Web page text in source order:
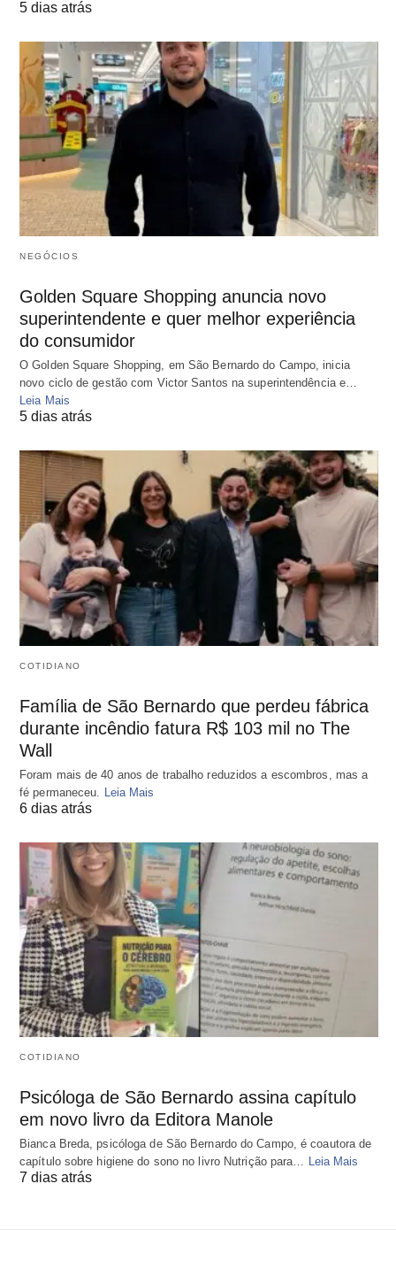
5 dias atrás
NEGÓCIOS
Golden Square Shopping anuncia novo
superintendente e quer melhor experiência
do consumidor
O Golden Square Shopping, em São Bernardo do Campo, inicia
novo ciclo de gestão com Victor Santos na superintendência e…
Leia Mais
5 dias atrás
COTIDIANO
Família de São Bernardo que perdeu fábrica
durante incêndio fatura R$ 103 mil no The
Wall
Foram mais de 40 anos de trabalho reduzidos a escombros, mas a
fé permaneceu. Leia Mais
6 dias atrás
COTIDIANO
Psicóloga de São Bernardo assina capítulo
em novo livro da Editora Manole
Bianca Breda, psicóloga de São Bernardo do Campo, é coautora de
capítulo sobre higiene do sono no livro Nutrição para… Leia Mais
7 dias atrás